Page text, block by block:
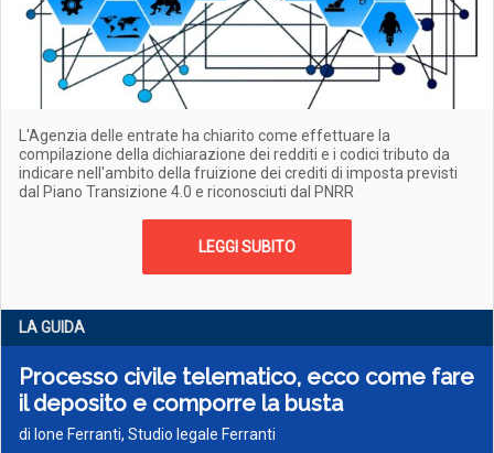
L'Agenzia delle entrate ha chiarito come effettuare la
compilazione della dichiarazione dei redditi e i codici tributo da
indicare nell'ambito della fruizione dei crediti di imposta previsti
dal Piano Transizione 4.0 e riconosciuti dal PNRR
LEGGI SUBITO
LA GUIDA
Processo civile telematico, ecco come fare
il deposito e comporre la busta
di Ione Ferranti, Studio legale Ferranti